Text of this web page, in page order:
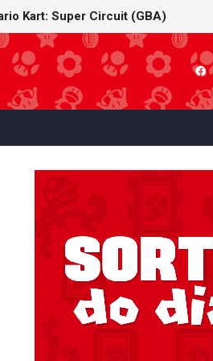
Kart: Super Circuit (GBA)